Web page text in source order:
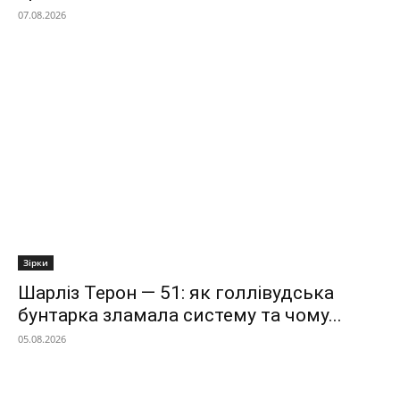
07.08.2026
Зірки
Шарліз Терон — 51: як голлівудська
бунтарка зламала систему та чому...
05.08.2026